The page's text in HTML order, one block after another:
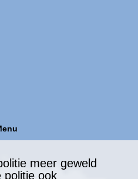
meer geweld
politie ook